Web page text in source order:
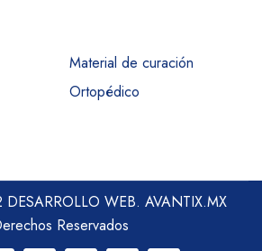
Material de curación
Ortopédico
WEB. AVANTIX.MX
Reservados